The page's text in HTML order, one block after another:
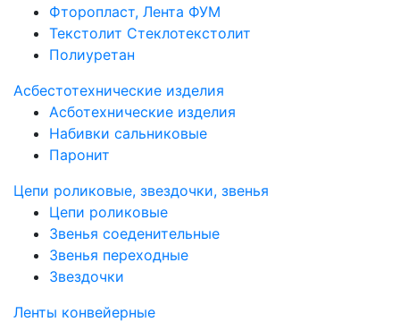
Фторопласт, Лента ФУМ
Текстолит Стеклотекстолит
Полиуретан
Асбестотехнические изделия
Асботехнические изделия
Набивки сальниковые
Паронит
Цепи роликовые, звездочки, звенья
Цепи роликовые
Звенья соеденительные
Звенья переходные
Звездочки
Ленты конвейерные